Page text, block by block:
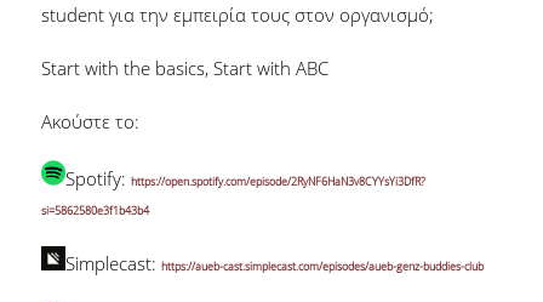
student για την εμπειρία τους στον οργανισμό;
Start with the basics, Start with ABC
Ακούστε το:
Spotify: https://open.spotify.com/episode/2RyNF6HaN3v8CYYsYi3DfR?
si=5862580e3f1b43b4
Simplecast: https://aueb-cast.simplecast.com/episodes/aueb-genz-buddies-club